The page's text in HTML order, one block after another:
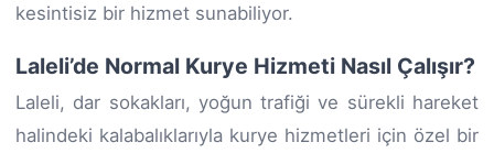
kesintisiz bir hizmet sunabiliyor.
Laleli’de Normal Kurye Hizmeti Nasıl Çalışır?
Laleli, dar sokakları, yoğun trafiği ve sürekli hareket
halindeki kalabalıklarıyla kurye hizmetleri için özel bir